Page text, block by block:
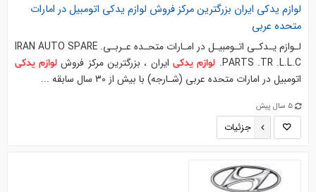
لوازم یدکی ایران بزرگترین مرکز فروش لوازم یدکی اتومبیل در امارات
متحده عربی
لـوازم یـدکـی اتـومبیـل در امـارات متحـده عـربـی. IRAN AUTO SPARE
PARTS .TR .L.L.C. لوازم یدکیایران ، بزرگترین مرکز فروشلوازم یدکی
اتومبیل در امارات متحده عربی (شـارجه) با بیش از 30 سال سابقه ...
5 سال پیش
جزئیات